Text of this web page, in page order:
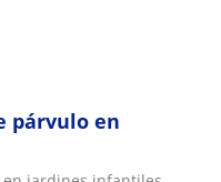
párvulo en